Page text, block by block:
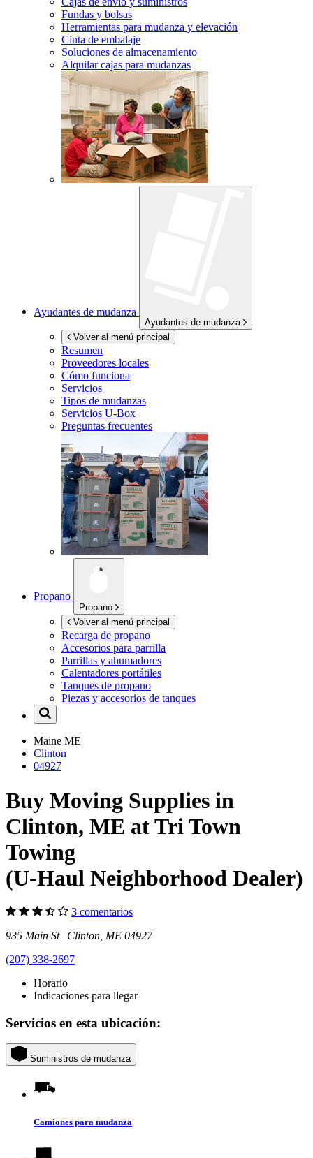
Fundas y bolsas
Herramientas para mudanza y elevación
Cinta de embalaje
Soluciones de almacenamiento
Alquilar cajas para mudanzas
Ayudantes de mudanza
Ayudantes de mudanza
Volver al menú principal
Resumen
Proveedores locales
Cómo funciona
Servicios
Tipos de mudanzas
Servicios U-Box
Preguntas frecuentes
Propano
Propano
Volver al menú principal
Recarga de propano
Accesorios para parrilla
Parrillas y ahumadores
Calentadores portátiles
Tanques de propano
Piezas y accesorios de tanques
Maine ME
Clinton
04927
Buy Moving Supplies in
Clinton, ME at Tri Town
Towing
(U-Haul Neighborhood Dealer)
3 comentarios
935 Main St Clinton, ME 04927
(207) 338-2697
Horario
Indicaciones para llegar
Servicios en esta ubicación:
Suministros de mudanza
Camiones para mudanza